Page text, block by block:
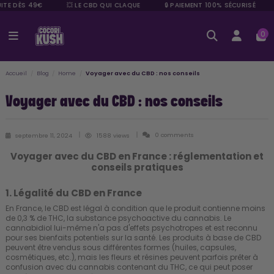
DÈS 49€ 💥 LE CBD QUI CLAQUE 🔒 PAIEMENT 100% SÉCURISÉ
0
Accueil Blog Home Voyager avec du CBD : nos conseils
Voyager avec du CBD : nos conseils
septembre 11, 2024 1588 views 0 comments
Voyager avec du CBD en France : réglementation et
conseils pratiques
1. Légalité du CBD en France
En France, le CBD est légal à condition que le produit contienne moins
de 0,3 % de THC, la substance psychoactive du cannabis. Le
cannabidiol lui-même n'a pas d'effets psychotropes et est reconnu
pour ses bienfaits potentiels sur la santé. Les produits à base de CBD
peuvent être vendus sous différentes formes (huiles, capsules,
cosmétiques, etc.), mais les fleurs et résines peuvent parfois prêter à
confusion avec du cannabis contenant du THC, ce qui peut poser